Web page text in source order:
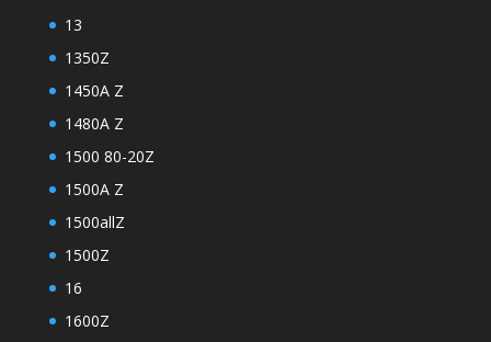
13
1350Z
1450A Z
1480A Z
1500 80-20Z
1500A Z
1500allZ
1500Z
16
1600Z